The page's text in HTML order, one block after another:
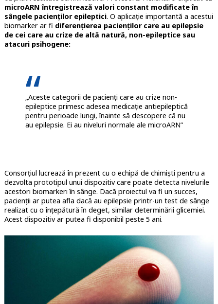
microARN întregistrează valori constant modificate în
sângele pacienților epileptici. O aplicație importantă a acestui
biomarker ar fi diferențierea pacienților care au epilepsie
de cei care au crize de altă natură, non-epileptice sau
atacuri psihogene:
„Aceste categorii de pacienți care au crize non-
epileptice primesc adesea medicație antiepileptică
pentru perioade lungi, înainte să descopere că nu
au epilepsie. Ei au niveluri normale ale microARN”
Consorțiul lucrează în prezent cu o echipă de chimiști pentru a
dezvolta prototipul unui dispozitiv care poate detecta nivelurile
acestori biomarkeri în sânge. Dacă proiectul va fi un succes,
pacienții ar putea afla dacă au epilepsie printr-un test de sânge
realizat cu o înțepătură în deget, similar determinării glicemiei.
Acest dispozitiv ar putea fi disponibil peste 5 ani.